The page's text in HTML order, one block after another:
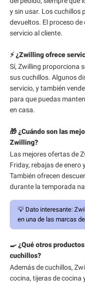
y sin usar. Los cuchillos
devueltos. El proceso
servicio al cliente.
⚡ ¿Zwilling ofrece
Sí, Zwilling proporciona
sus cuchillos. Algunos
servicio, y también
para que puedas
en casa.
🎁 ¿Cuándo son las
Zwilling?
Las mejores ofertas de
Friday, rebajas de enero
También ofrecen
durante la temporada
💡 Dato interesante:
en una de las marcas
🍳 ¿Qué otros
cuchillos?
Además de cuchillos,
cocina, tijeras de cocina